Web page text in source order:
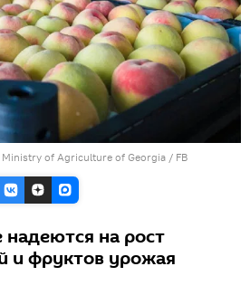
of Agriculture of Georgia / FB
надеются на рост
и фруктов урожая